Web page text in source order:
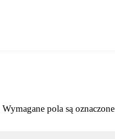
Wymagane pola są oznaczone